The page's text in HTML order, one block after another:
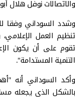
والاتصالات نوفل هلال
وشدد السوداني وفقا
تنظيم العمل
تقوم على أن يكون
التنمية المستدامة".
وأكد السوداني أنه
بالشكل الذي يجعله